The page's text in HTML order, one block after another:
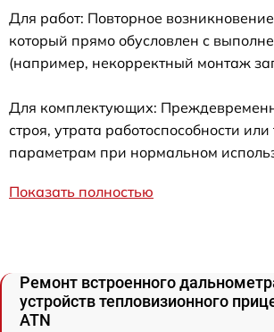
Для работ: Повторное
который прямо обусловлен с
(например, некорректный монтаж
Для комплектующих:
строя, утрата работоспособности
параметрам при нормальном
Показать полностью
Ремонт встроенного
устройств тепловизионного
ATN